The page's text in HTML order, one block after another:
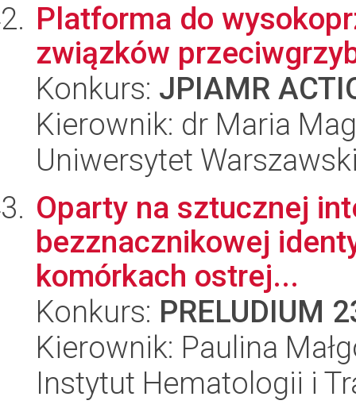
Platforma do
związków
Konkurs: JPIAMR
Kierownik: dr Maria
Uniwersytet
Oparty na sztucznej
bezznacznikowej
komórkach ostrej...
Konkurs: PRELUDIUM
Kierownik: Paulina
Instytut Hematologii i